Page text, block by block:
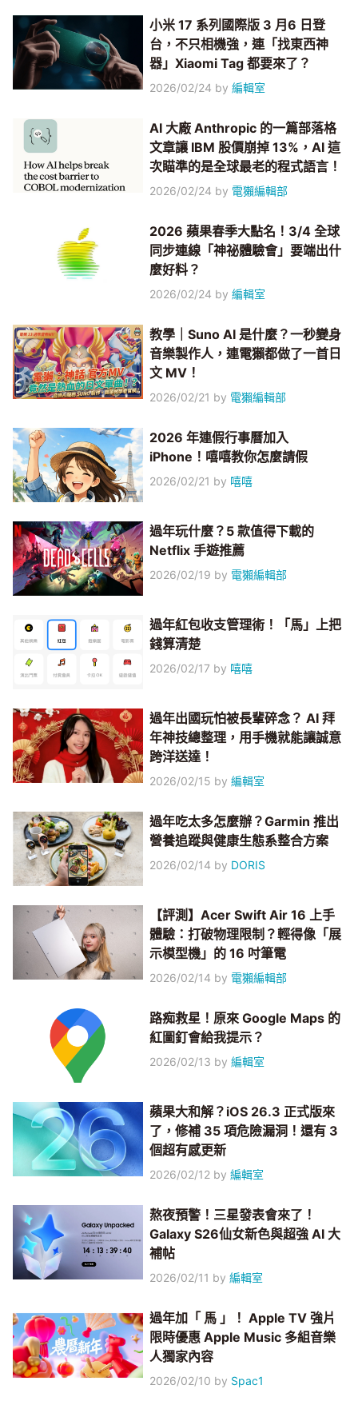
小米 17 系列國際版 3 月6 日登
台，不只相機強，連「找東西神
器」Xiaomi Tag 都要來了？
2026/02/24 by編輯室
AI 大廠 Anthropic 的一篇部落格
文章讓 IBM 股價崩掉 13%，AI 這
次瞄準的是全球最老的程式語言！
2026/02/24 by 電獺編輯部
2026 蘋果春季大點名！3/4 全球
同步連線「神祕體驗會」要端出什
麼好料？
2026/02/24 by編輯室
教學｜Suno AI 是什麼？一秒變身
音樂製作人，連電獺都做了一首日
文 MV！
2026/02/21 by 電獺編輯部
2026 年連假行事曆加入
iPhone！嘻嘻教你怎麼請假
2026/02/21 by 嘻嘻
過年玩什麼？5 款值得下載的
Netflix 手遊推薦
2026/02/19 by 電獺編輯部
過年紅包收支管理術！「馬」上把
錢算清楚
2026/02/17 by 嘻嘻
過年出國玩怕被長輩碎念？ AI 拜
年神技總整理，用手機就能讓誠意
跨洋送達！
2026/02/15 by編輯室
過年吃太多怎麼辦？Garmin 推出
營養追蹤與健康生態系整合方案
2026/02/14 by DORIS
【評測】Acer Swift Air 16 上手
體驗：打破物理限制？輕得像「展
示模型機」的 16 吋筆電
2026/02/14 by 電獺編輯部
路痴救星！原來 Google Maps 的
紅圖釘會給我提示？
2026/02/13 by編輯室
蘋果大和解？iOS 26.3 正式版來
了，修補 35 項危險漏洞！還有 3
個超有感更新
2026/02/12 by編輯室
熬夜預警！三星發表會來了！
Galaxy S26仙女新色與超強 AI 大
補帖
2026/02/11 by編輯室
過年加「 馬 」！ Apple TV 強片
限時優惠 Apple Music 多組音樂
人獨家內容
2026/02/10 by Spac1